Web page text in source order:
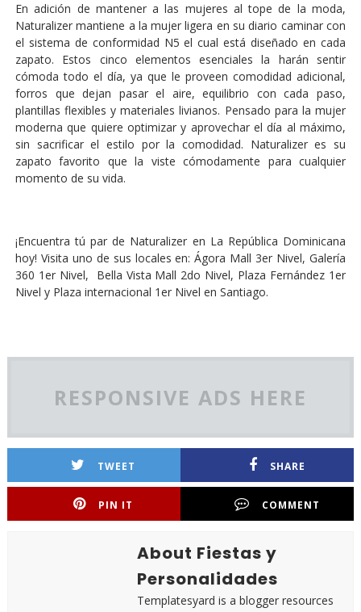
En adición de mantener a las mujeres al tope de la moda,
Naturalizer mantiene a la mujer ligera en su diario caminar con
el sistema de conformidad N5 el cual está diseñado en cada
zapato. Estos cinco elementos esenciales la harán sentir
cómoda todo el día, ya que le proveen comodidad adicional,
forros que dejan pasar el aire, equilibrio con cada paso,
plantillas flexibles y materiales livianos. Pensado para la mujer
moderna que quiere optimizar y aprovechar el día al máximo,
sin sacrificar el estilo por la comodidad. Naturalizer es su
zapato favorito que la viste cómodamente para cualquier
momento de su vida.
¡Encuentra tú par de Naturalizer en La República Dominicana
hoy! Visita uno de sus locales en: Ágora Mall 3er Nivel, Galería
360 1er Nivel, Bella Vista Mall 2do Nivel, Plaza Fernández 1er
Nivel y Plaza internacional 1er Nivel en Santiago.
RESPONSIVE ADS HERE
TWEET SHARE
PIN IT COMMENT
About Fiestas y
Personalidades
Templatesyard is a blogger resources